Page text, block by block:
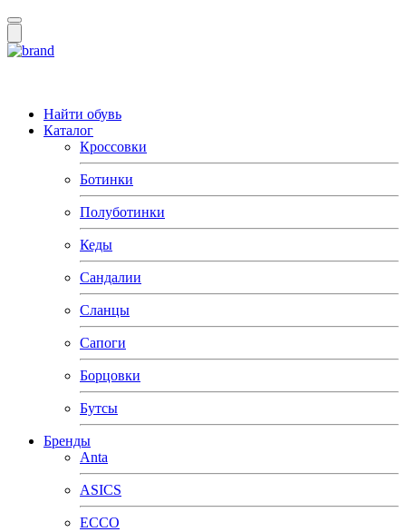
Найти обувь
Каталог
Кроссовки
Ботинки
Полуботинки
Кеды
Сандалии
Сланцы
Сапоги
Борцовки
Бутсы
Бренды
Anta
ASICS
ECCO